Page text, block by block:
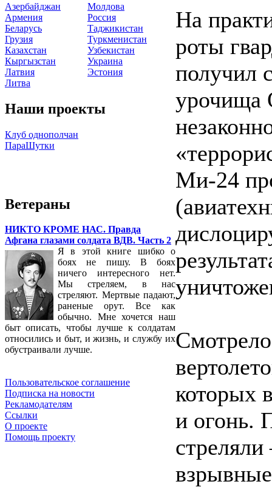
Азербайджан
Армения
Беларусь
Грузия
Казахстан
Кыргызстан
Латвия
Литва
Молдова
Россия
Таджикистан
Туркменистан
Узбекистан
Украина
Эстония
Наши проекты
Клуб однополчан
ПараШутки
Ветераны
НИКТО КРОМЕ НАС. Правда
Афгана глазами солдата ВДВ. Часть 2
Я в этой книге шибко о
боях не пишу. В боях
ничего интересного нет.
Мы стреляем, в нас
стреляют. Мертвые падают,
раненые орут. Все как
обычно. Мне хочется наш
быт описать, чтобы лучше к солдатам
относились и быт, и жизнь, и службу их
обустраивали лучше.
Пользовательское соглашение
Подписка на новости
Рекламодателям
Ссылки
О проекте
Помощь проекту
На
роты
получил
урочища
Ми-24
которых
и огонь.